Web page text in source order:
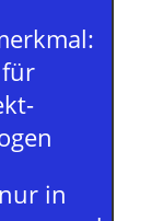
in